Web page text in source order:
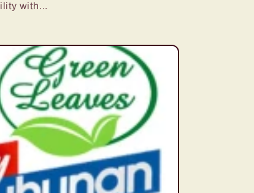
with...